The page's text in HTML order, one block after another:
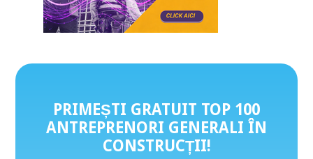
PRIMEȘTI GRATUIT TOP 100
ANTREPRENORI GENERALI ÎN
CONSTRUCȚII!